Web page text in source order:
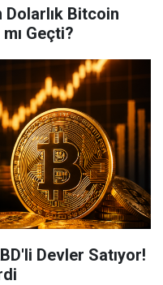
Dolarlık Bitcoin
mı Geçti?
Devler Satıyor!